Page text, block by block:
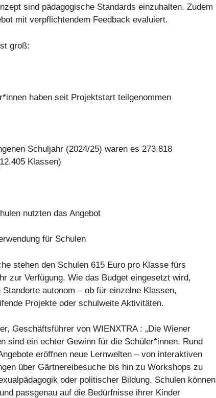
sind pädagogische Standards einzuhalten. Zudem
mit verpflichtendem Feedback evaluiert.
groß:
haben seit Projektstart teilgenommen
Schuljahr (2024/25) waren es 273.818
Klassen)
nutzten das Angebot
für Schulen
stehen den Schulen 615 Euro pro Klasse fürs
zur Verfügung. Wie das Budget eingesetzt wird,
autonom – ob für einzelne Klassen,
Projekte oder schulweite Aktivitäten.
Geschäftsführer von WIENXTRA : „Die Wiener
sind ein echter Gewinn für die Schüler*innen. Rund
eröffnen neue Lernwelten – von interaktiven
über Gärtnereibesuche bis hin zu Workshops zu
oder politischer Bildung. Schulen können
passgenau auf die Bedürfnisse ihrer Kinder